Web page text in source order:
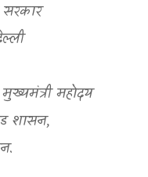
महोदय
शासन,